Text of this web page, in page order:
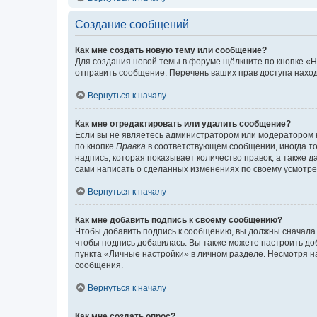
Создание сообщений
Как мне создать новую тему или сообщение?
Для создания новой темы в форуме щёлкните по кнопке
отправить сообщение. Перечень ваших прав доступа
Вернуться к началу
Как мне отредактировать или удалить сообщение?
Если вы не являетесь администратором или
по кнопке Правка в соответствующем сообщении, иногда
надпись, которая показывает количество правок, а
сами написать о сделанных изменениях по своему
Вернуться к началу
Как мне добавить подпись к своему сообщению?
Чтобы добавить подпись к сообщению, вы должны
чтобы подпись добавилась. Вы также можете настроить
пункта «Личные настройки» в личном разделе. Несмотря
сообщения.
Вернуться к началу